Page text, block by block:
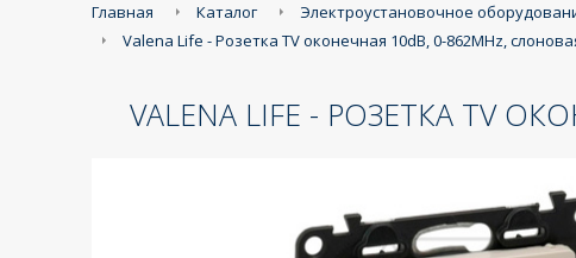
Главная Каталог Электроустановочное
Valena Life - Розетка TV оконечная 10dB, 0-862MHz,
VALENA LIFE - РОЗЕТКА TV